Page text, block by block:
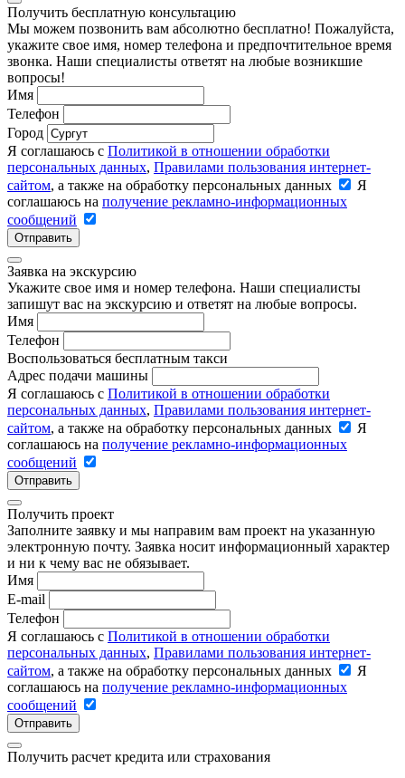
Получить бесплатную консультацию
Мы можем позвонить вам абсолютно бесплатно! Пожалуйста,
укажите свое имя, номер телефона и предпочтительное время
звонка. Наши специалисты ответят на любые возникшие
вопросы!
Имя
Телефон
Город
Я соглашаюсь с Политикой в отношении обработки
персональных данных, Правилами пользования интернет-
сайтом, а также на обработку персональных данных
Я
соглашаюсь на получение рекламно-информационных
сообщений
Отправить
Заявка на экскурсию
Укажите свое имя и номер телефона. Наши специалисты
запишут вас на экскурсию и ответят на любые вопросы.
Имя
Телефон
Воспользоваться бесплатным такси
Адрес подачи машины
Я соглашаюсь с Политикой в отношении обработки
персональных данных, Правилами пользования интернет-
сайтом, а также на обработку персональных данных
Я
соглашаюсь на получение рекламно-информационных
сообщений
Отправить
Получить проект
Заполните заявку и мы направим вам проект на указанную
электронную почту. Заявка носит информационный характер
и ни к чему вас не обязывает.
Имя
E-mail
Телефон
Я соглашаюсь с Политикой в отношении обработки
персональных данных, Правилами пользования интернет-
сайтом, а также на обработку персональных данных
Я
соглашаюсь на получение рекламно-информационных
сообщений
Отправить
Получить расчет кредита или страхования